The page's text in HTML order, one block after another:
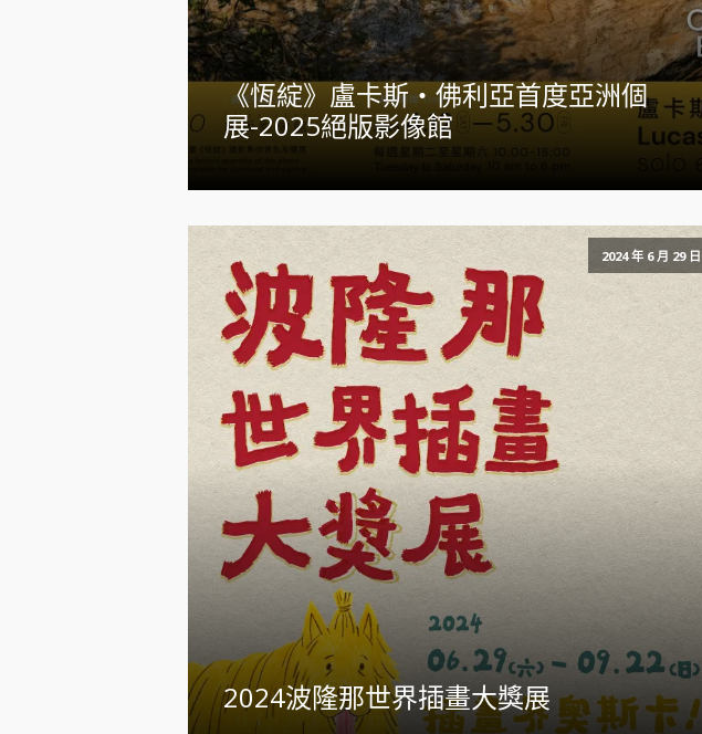
《恆綻》盧卡斯・佛利亞首度亞洲個
展-2025絕版影像館
2024 年 6 月 29 日
2024波隆那世界插畫大獎展